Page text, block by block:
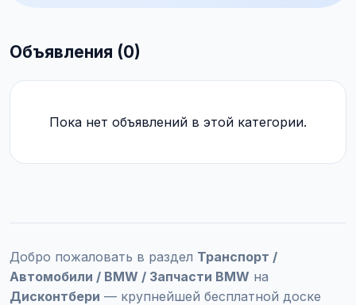
Объявления (0)
Пока нет объявлений в этой категории.
Добро пожаловать в раздел Транспорт /
Автомобили / BMW / Запчасти BMW на
Дисконтбери — крупнейшей бесплатной доске